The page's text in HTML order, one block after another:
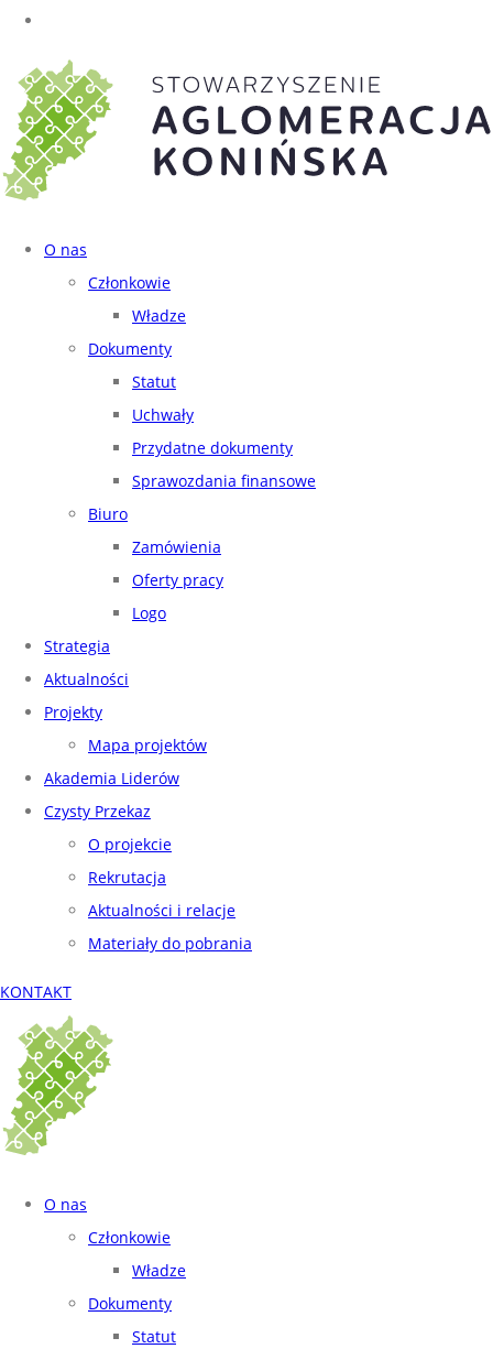
O nas
Członkowie
Władze
Dokumenty
Statut
Uchwały
Przydatne dokumenty
Sprawozdania finansowe
Biuro
Zamówienia
Oferty pracy
Logo
Strategia
Aktualności
Projekty
Mapa projektów
Akademia Liderów
Czysty Przekaz
O projekcie
Rekrutacja
Aktualności i relacje
Materiały do pobrania
KONTAKT
O nas
Członkowie
Władze
Dokumenty
Statut